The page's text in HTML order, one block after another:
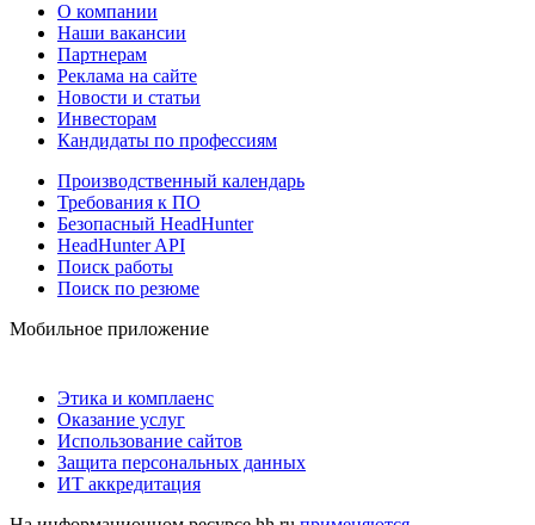
О компании
Наши вакансии
Партнерам
Реклама на сайте
Новости и статьи
Инвесторам
Кандидаты по профессиям
Производственный календарь
Требования к ПО
Безопасный HeadHunter
HeadHunter API
Поиск работы
Поиск по резюме
Мобильное приложение
Этика и комплаенс
Оказание услуг
Использование сайтов
Защита персональных данных
ИТ аккредитация